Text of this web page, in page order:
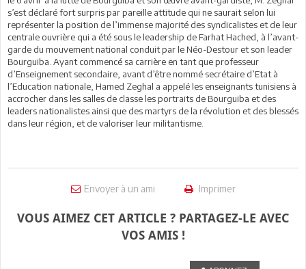
s’est déclaré fort surpris par pareille attitude qui ne saurait selon lui
représenter la position de l’immense majorité des syndicalistes et de leur
centrale ouvrière qui a été sous le leadership de Farhat Hached, à l’avant-
garde du mouvement national conduit par le Néo-Destour et son leader
Bourguiba. Ayant commencé sa carrière en tant que professeur
d’Enseignement secondaire, avant d’être nommé secrétaire d’Etat à
l’Education nationale, Hamed Zeghal a appelé les enseignants tunisiens à
accrocher dans les salles de classe les portraits de Bourguiba et des
leaders nationalistes ainsi que des martyrs de la révolution et des blessés
dans leur région, et de valoriser leur militantisme.
Envoyer à un ami Imprimer
VOUS AIMEZ CET ARTICLE ? PARTAGEZ-LE AVEC
VOS AMIS !